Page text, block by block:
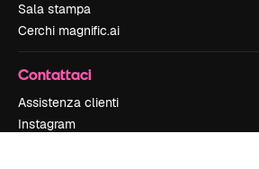
Sala stampa
Cerchi magnific.ai
Contattaci
Assistenza clienti
Instagram